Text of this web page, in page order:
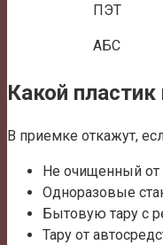
ПЭТ
АБС
Какой
В приемке откажут,
Не очищенный от
Одноразовые
Бытовую тару с
Тару от